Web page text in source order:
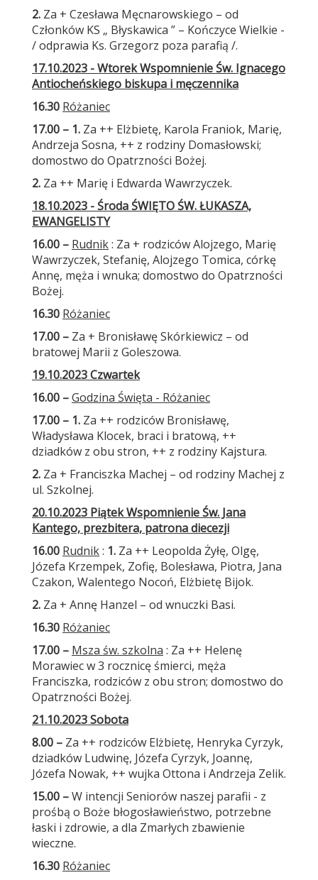
2. Za + Czesława Męcnarowskiego – od
Członków KS „ Błyskawica ” – Kończyce Wielkie -
/ odprawia Ks. Grzegorz poza parafią /.
17.10.2023 - Wtorek Wspomnienie Św. Ignacego
Antiocheńskiego biskupa i męczennika
16.30 Różaniec
17.00 – 1. Za ++ Elżbietę, Karola Franiok, Marię,
Andrzeja Sosna, ++ z rodziny Domasłowski;
domostwo do Opatrzności Bożej.
2. Za ++ Marię i Edwarda Wawrzyczek.
18.10.2023 - Środa ŚWIĘTO ŚW. ŁUKASZA,
EWANGELISTY
16.00 – Rudnik: Za + rodziców Alojzego, Marię
Wawrzyczek, Stefanię, Alojzego Tomica, córkę
Annę, męża i wnuka; domostwo do Opatrzności
Bożej.
16.30 Różaniec
17.00 – Za + Bronisławę Skórkiewicz – od
bratowej Marii z Goleszowa.
19.10.2023 Czwartek
16.00 –Godzina Święta - Różaniec
17.00 – 1. Za ++ rodziców Bronisławę,
Władysława Klocek, braci i bratową, ++
dziadków z obu stron, ++ z rodziny Kajstura.
2. Za + Franciszka Machej – od rodziny Machej z
ul. Szkolnej.
20.10.2023 Piątek Wspomnienie Św. Jana
Kantego, prezbitera, patrona diecezji
16.00 Rudnik: 1. Za ++ Leopolda Żyłę, Olgę,
Józefa Krzempek, Zofię, Bolesława, Piotra, Jana
Czakon, Walentego Nocoń, Elżbietę Bijok.
2. Za + Annę Hanzel – od wnuczki Basi.
16.30 Różaniec
17.00 – Msza św. szkolna : Za ++ Helenę
Morawiec w 3 rocznicę śmierci, męża
Franciszka, rodziców z obu stron; domostwo do
Opatrzności Bożej.
21.10.2023 Sobota
8.00 – Za ++ rodziców Elżbietę, Henryka Cyrzyk,
dziadków Ludwinę, Józefa Cyrzyk, Joannę,
Józefa Nowak, ++ wujka Ottona i Andrzeja Zelik.
15.00 –W intencji Seniorów naszej parafii - z
prośbą o Boże błogosławieństwo, potrzebne
łaski i zdrowie, a dla Zmarłych zbawienie
wieczne.
16.30 Różaniec